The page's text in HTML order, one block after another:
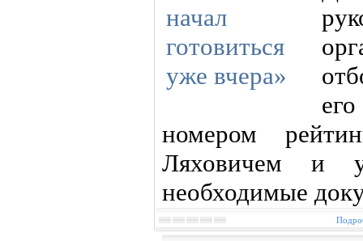
номером
Ляховичем и
необходимые